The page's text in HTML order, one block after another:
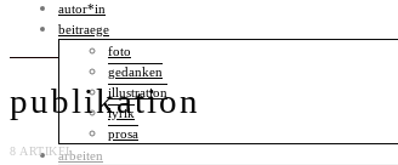
autor*in
beitraege
foto
gedanken
illustration
lyrik
prosa
arbeiten
publikation
8 ARTIKEL